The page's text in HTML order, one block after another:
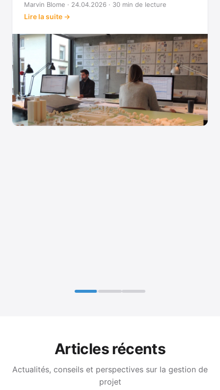
réellement pilotables.
Marvin Blome · 24.04.2026 · 30 min de lecture
Lire la suite →
Articles récents
Actualités, conseils et perspectives sur la gestion de
projet